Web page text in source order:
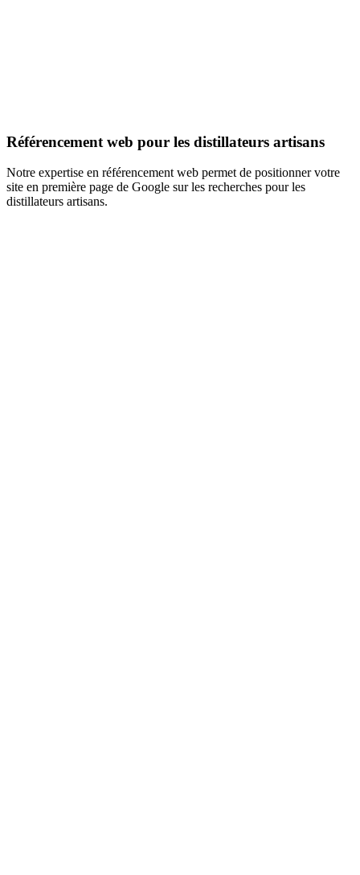
Référencement web pour les distillateurs artisans
Notre expertise en référencement web permet de positionner votre
site en première page de Google sur les recherches pour les
distillateurs artisans.